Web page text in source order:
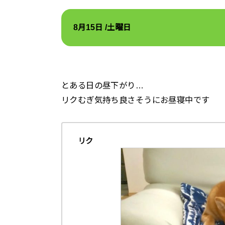
8月15 日 /土 曜日
とある日の昼下がり…
リクむぎ気持ち良さそうにお昼寝中です
リク